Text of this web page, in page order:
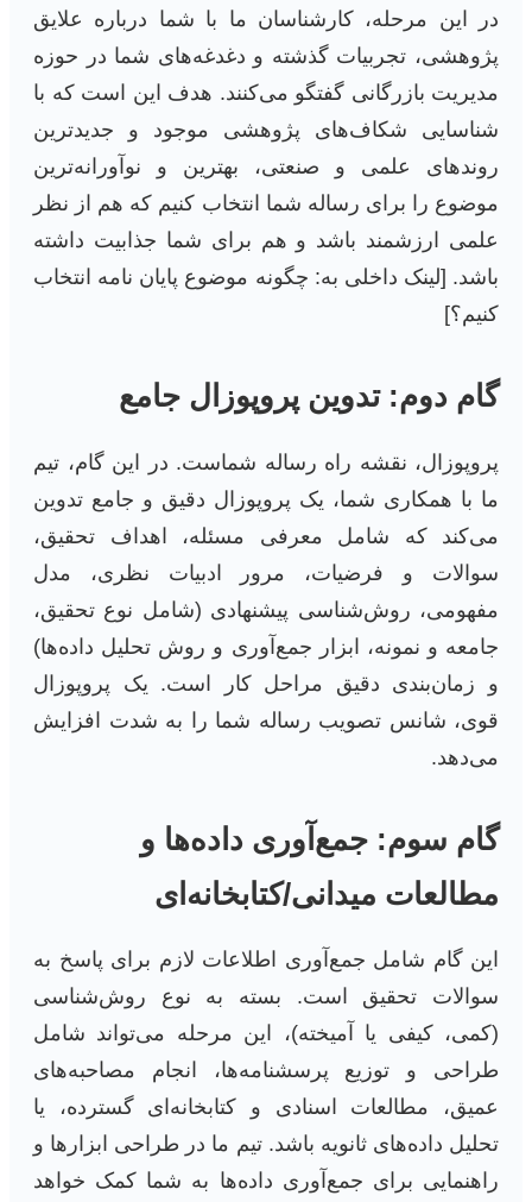
در این مرحله، کارشناسان ما با شما درباره علایق
پژوهشی، تجربیات گذشته و دغدغه‌های شما در حوزه
مدیریت بازرگانی گفتگو می‌کنند. هدف این است که با
شناسایی شکاف‌های پژوهشی موجود و جدیدترین
روندهای علمی و صنعتی، بهترین و نوآورانه‌ترین
موضوع را برای رساله شما انتخاب کنیم که هم از نظر
علمی ارزشمند باشد و هم برای شما جذابیت داشته
باشد. [لینک داخلی به: چگونه موضوع پایان نامه انتخاب
کنیم؟]
گام دوم: تدوین پروپوزال جامع
پروپوزال، نقشه راه رساله شماست. در این گام، تیم
ما با همکاری شما، یک پروپوزال دقیق و جامع تدوین
می‌کند که شامل معرفی مسئله، اهداف تحقیق،
سوالات و فرضیات، مرور ادبیات نظری، مدل
مفهومی، روش‌شناسی پیشنهادی (شامل نوع تحقیق،
جامعه و نمونه، ابزار جمع‌آوری و روش تحلیل داده‌ها)
و زمان‌بندی دقیق مراحل کار است. یک پروپوزال
قوی، شانس تصویب رساله شما را به شدت افزایش
می‌دهد.
گام سوم: جمع‌آوری داده‌ها و
مطالعات میدانی/کتابخانه‌ای
این گام شامل جمع‌آوری اطلاعات لازم برای پاسخ به
سوالات تحقیق است. بسته به نوع روش‌شناسی
(کمی، کیفی یا آمیخته)، این مرحله می‌تواند شامل
طراحی و توزیع پرسشنامه‌ها، انجام مصاحبه‌های
عمیق، مطالعات اسنادی و کتابخانه‌ای گسترده، یا
تحلیل داده‌های ثانویه باشد. تیم ما در طراحی ابزارها و
راهنمایی برای جمع‌آوری داده‌ها به شما کمک خواهد